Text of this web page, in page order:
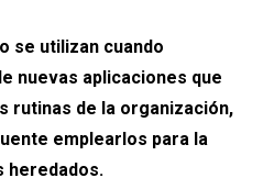
se utilizan cuando
nuevas aplicaciones que
rutinas de la organización,
emplearlos para la
heredados.